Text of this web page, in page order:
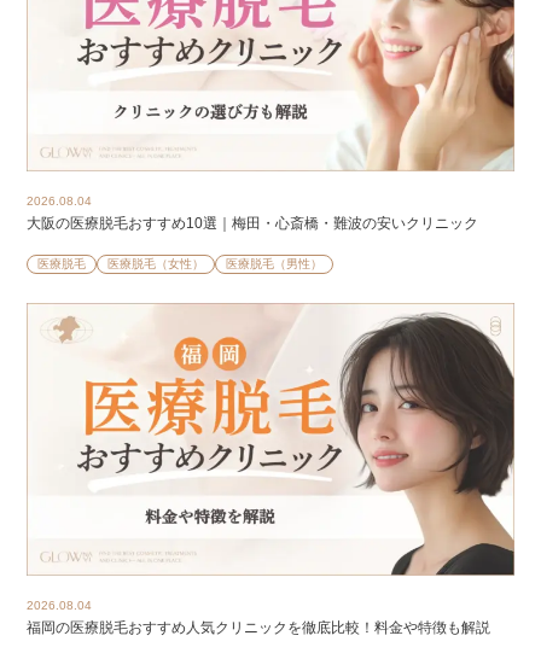
2026.08.04
大阪の医療脱毛おすすめ10選｜梅田・心斎橋・難波の安いクリニック
医療脱毛 医療脱毛（女性） 医療脱毛（男性）
2026.08.04
福岡の医療脱毛おすすめ人気クリニックを徹底比較！料金や特徴も解説